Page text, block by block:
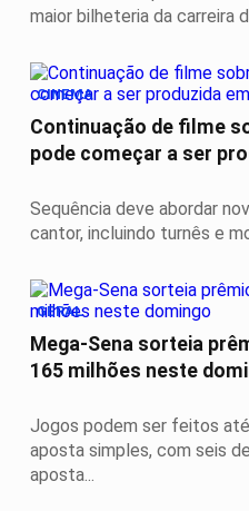
maior bilheteria da carreira
CINEMA
Continuação de filme
pode começar a ser
Sequência deve abordar
cantor, incluindo turnês e
GERAL
Mega-Sena sorteia
165 milhões neste
Jogos podem ser feitos
aposta simples, com seis
aposta...